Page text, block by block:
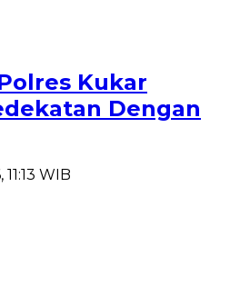
Kukar
Dengan
WIB